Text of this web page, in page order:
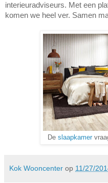
interieuradviseurs. Met een
komen we heel ver. Samen
De slaapkamer
Kok Wooncenter op 11/27/